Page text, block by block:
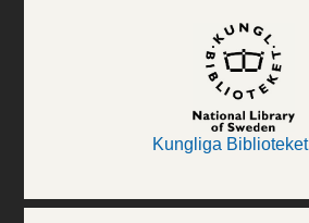
Kungliga Biblioteket